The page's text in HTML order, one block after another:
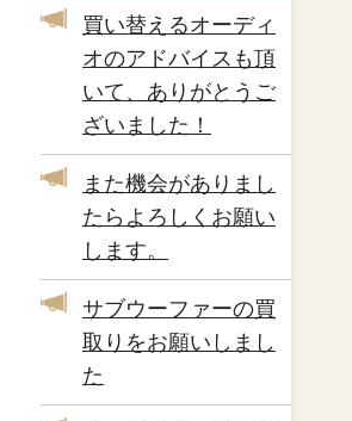
買い替えるオーディ
オのアドバイスも頂
いて、ありがとうご
ざいました！
また機会がありまし
たらよろしくお願い
します。
サブウーファーの買
取りをお願いしまし
た